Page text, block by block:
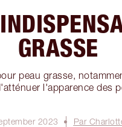
GRASSE
peau grasse,
l'apparence des
2023
Par